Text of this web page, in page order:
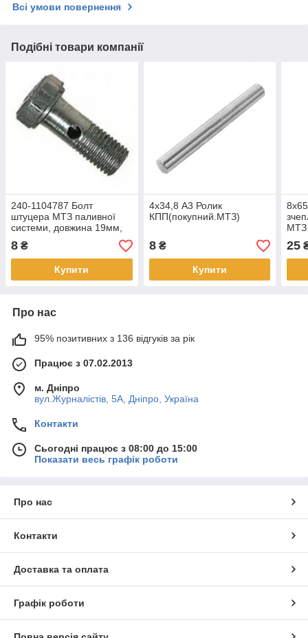
Всі умови повернення
Подібні товари компанії
240-1104787 Болт
штуцера МТЗ паливної
системи, довжина 19мм,
М8х1,5 (STARPARTS)
8 ₴
Купити
4х34,8 А3 Ролик
КПП(покупний.МТЗ)
8₴
Купити
МТЗ
25
Про нас
95% позитивних з 136 відгуків за рік
Працює з 07.02.2013
м. Дніпро
вул.Журналістів, 5А, Дніпро, Україна
Контакти
Сьогодні працює з 08:00 до 15:00
Показати весь графік роботи
Про нас
Контакти
Доставка та оплата
Графік роботи